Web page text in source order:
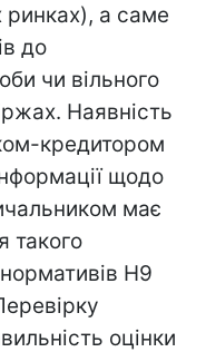
ринках), а саме
до
чи вільного
Наявність
кредитором
щодо
має
такого
Н9
оцінки